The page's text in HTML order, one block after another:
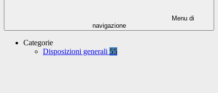
Menu di
navigazione
Categorie
Disposizioni generali 55